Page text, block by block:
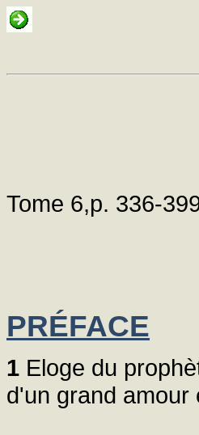
Tome 6,p. 336-
PRÉFACE
1 Eloge du
d'un grand amour